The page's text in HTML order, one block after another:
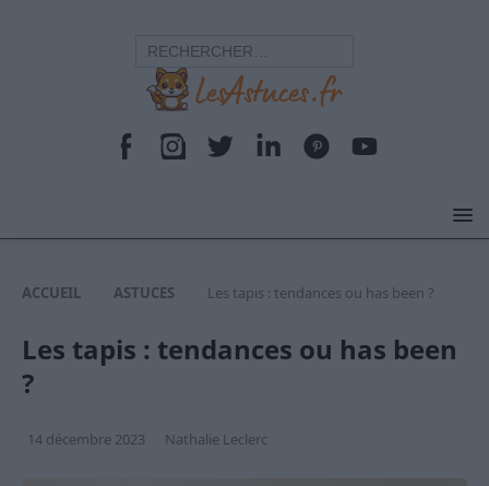
ACCUEIL ASTUCES Les tapis : tendances ou has been ?
Les tapis : tendances ou has been
?
14 décembre 2023 Nathalie Leclerc